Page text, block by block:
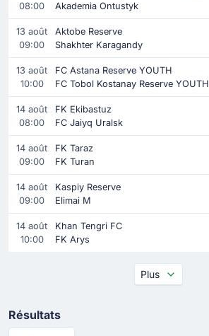
08:00
Akademia Ontustyk
13 août
09:00
Aktobe Reserve
Shakhter Karagandy
13 août
10:00
FC Astana Reserve YOUTH
FC Tobol Kostanay Reserve YOUTH
14 août
08:00
FK Ekibastuz
FC Jaiyq Uralsk
14 août
09:00
FK Taraz
FK Turan
14 août
09:00
Kaspiy Reserve
Elimai M
14 août
10:00
Khan Tengri FC
FK Arys
Plus
Résultats